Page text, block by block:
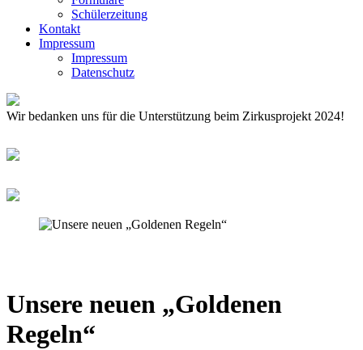
Schülerzeitung
Kontakt
Impressum
Impressum
Datenschutz
Wir bedanken uns für die Unterstützung beim Zirkusprojekt 2024!
Unsere neuen „Goldenen
Regeln“